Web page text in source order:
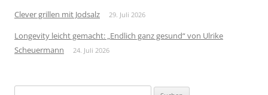
Clever grillen mit Jodsalz 29. Juli 2026
Longevity leicht gemacht: „Endlich ganz gesund“ von Ulrike
Scheuermann
24. Juli 2026